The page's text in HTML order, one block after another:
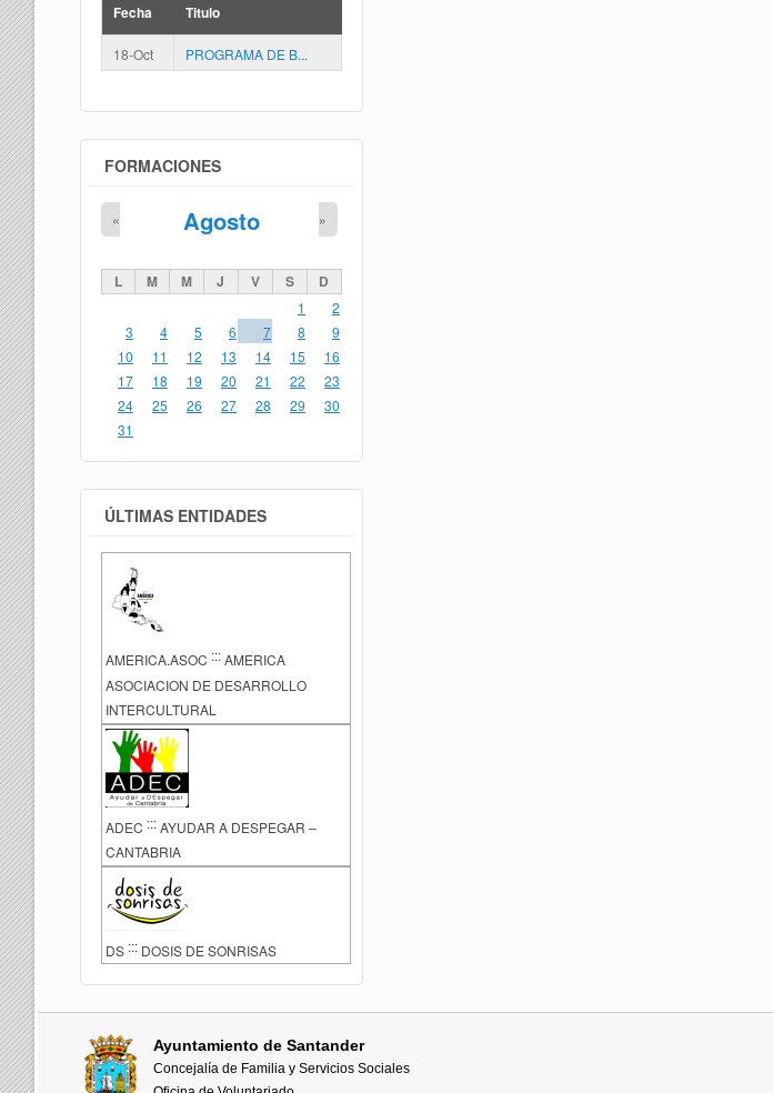
Fecha Titulo
18-Oct PROGRAMA DE B...
FORMACIONES
Agosto
« »
L M M J V S D
1
2
3
4 5 6 7 8
9
10
11 12 13 14 15
16
17
18 19 20 21 22
23
24
25 26 27 28 29
30
31
ÚLTIMAS ENTIDADES
AMERICA.ASOC :::AMERICA
ASOCIACION DE DESARROLLO
INTERCULTURAL
ADEC ::: AYUDAR A DESPEGAR –
CANTABRIA
DS ::: DOSIS DE SONRISAS
Ayuntamiento de Santander
Concejalía de Familia y Servicios Sociales